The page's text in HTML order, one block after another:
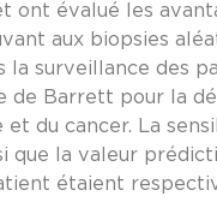
ont évalué les
aux biopsies
la surveillance des
de Barrett pour la
et du cancer. La
que la valeur
étaient